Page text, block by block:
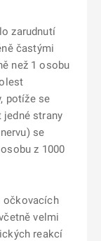
zarudnutí
častými
než 1 osobu
potíže se
jedné strany
se
z 1000
očkovacích
velmi
reakcí